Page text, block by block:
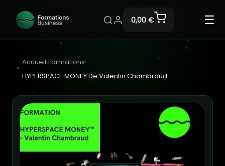
0,00 € ☰
Accueil›Formations›
HYPERSPACE MONEY De Valentin Chambraud